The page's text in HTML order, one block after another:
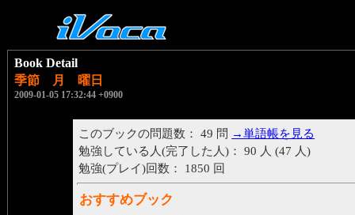
Book Detail
季節 月 曜日
2009-01-05 17:32:44 +0900
このブックの問題数： 49 問 →単語帳を見る
勉強している人(完了した人)： 90 人 (47 人)
勉強(プレイ)回数： 1850 回
おすすめブック